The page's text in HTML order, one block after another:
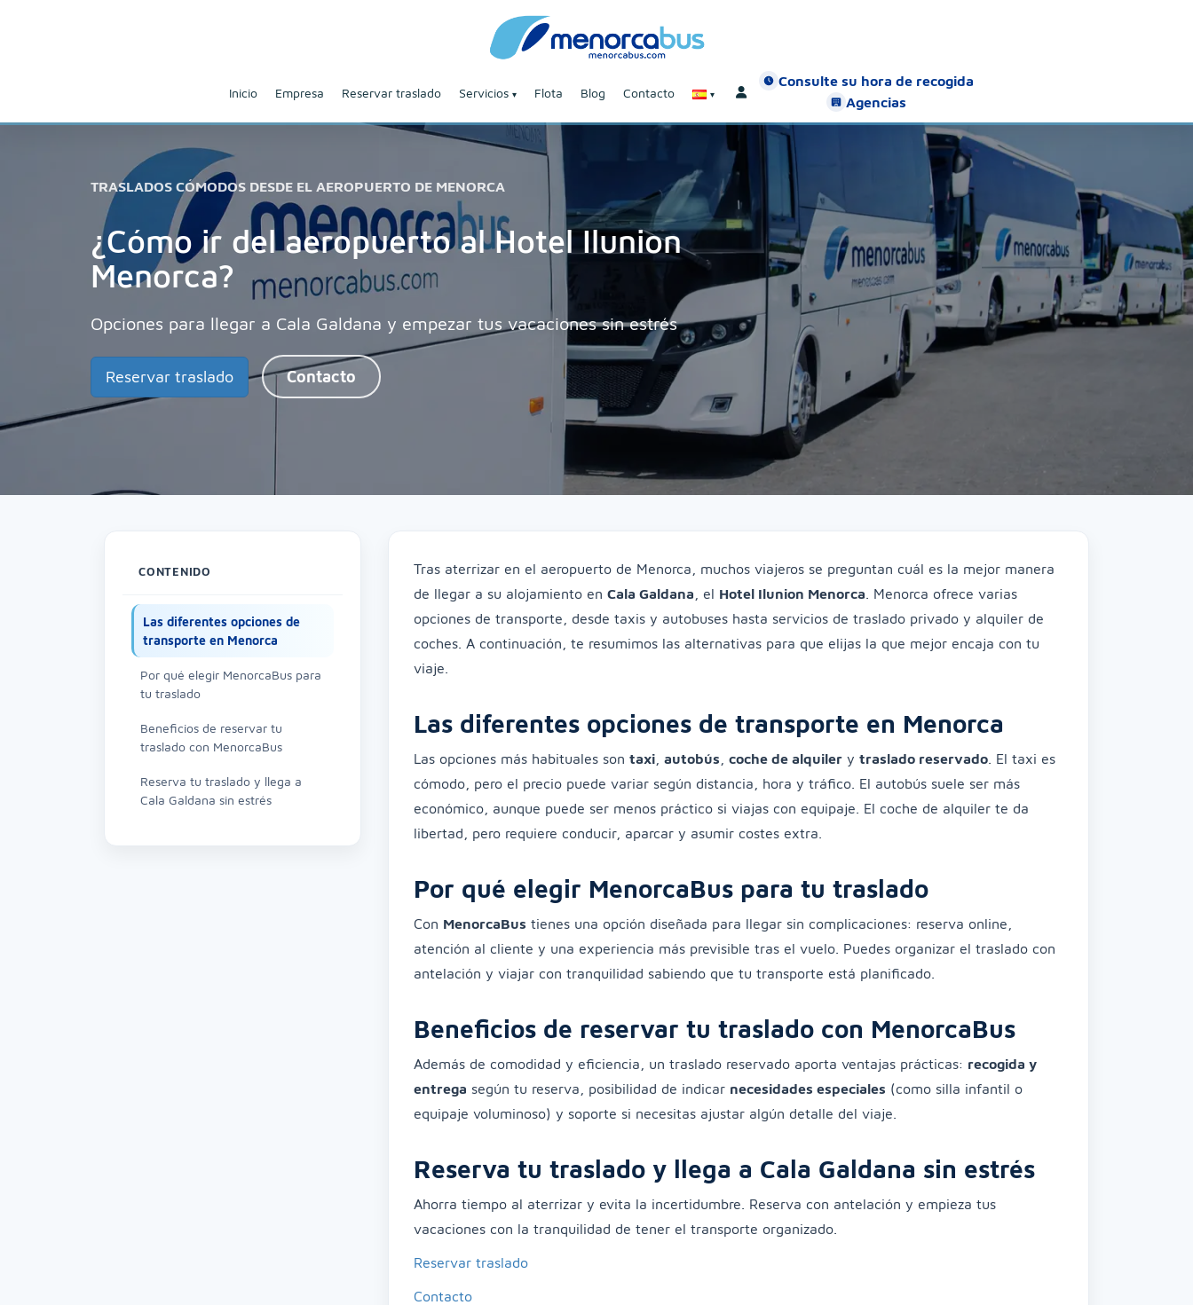
Inicio Empresa Reservar traslado Servicios Flota Blog Contacto
Consulte su hora de recogida
Agencias
TRASLADOS CÓMODOS DESDE EL AEROPUERTO DE MENORCA
¿Cómo ir del aeropuerto al Hotel Ilunion
Menorca?
Opciones para llegar a Cala Galdana y empezar tus vacaciones sin estrés
Reservar traslado Contacto
CONTENIDO
Las diferentes opciones de
transporte en Menorca
Por qué elegir MenorcaBus para
tu traslado
Beneficios de reservar tu
traslado con MenorcaBus
Reserva tu traslado y llega a
Cala Galdana sin estrés
Tras aterrizar en el aeropuerto de Menorca, muchos viajeros se preguntan cuál es la mejor manera
de llegar a su alojamiento en Cala Galdana , el Hotel Ilunion Menorca . Menorca ofrece varias
opciones de transporte, desde taxis y autobuses hasta servicios de traslado privado y alquiler de
coches. A continuación, te resumimos las alternativas para que elijas la que mejor encaja con tu
viaje.
Las diferentes opciones de transporte en Menorca
Las opciones más habituales son taxi autobús coche de alquiler y traslado reservado . El taxi es
cómodo, pero el precio puede variar según distancia, hora y tráfico. El autobús suele ser más
económico, aunque puede ser menos práctico si viajas con equipaje. El coche de alquiler te da
libertad, pero requiere conducir, aparcar y asumir costes extra.
Por qué elegir MenorcaBus para tu traslado
Con MenorcaBus tienes una opción diseñada para llegar sin complicaciones: reserva online,
atención al cliente y una experiencia más previsible tras el vuelo. Puedes organizar el traslado con
antelación y viajar con tranquilidad sabiendo que tu transporte está planificado.
Beneficios de reservar tu traslado con MenorcaBus
Además de comodidad y eficiencia, un traslado reservado aporta ventajas prácticas: recogida y
entrega según tu reserva, posibilidad de indicar necesidades especiales (como silla infantil o
equipaje voluminoso) y soporte si necesitas ajustar algún detalle del viaje.
Reserva tu traslado y llega a Cala Galdana sin estrés
Ahorra tiempo al aterrizar y evita la incertidumbre. Reserva con antelación y empieza tus
vacaciones con la tranquilidad de tener el transporte organizado.
Reservar traslado
Contacto